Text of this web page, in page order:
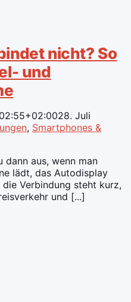
nicht? So
und
28. Juli
, Smartphones &
aus, wenn man
lädt, das Autodisplay
Verbindung steht kurz,
und [...]